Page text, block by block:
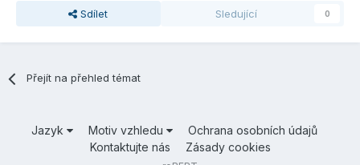
Sdílet Sledující 0
Přejít na přehled témat
Jazyk Motiv vzhledu
Ochrana osobních údajů
Kontaktujte nás
Zásady cookies